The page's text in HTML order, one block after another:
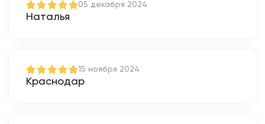
05 декабря 2024
Наталья
15 ноября 2024
Краснодар